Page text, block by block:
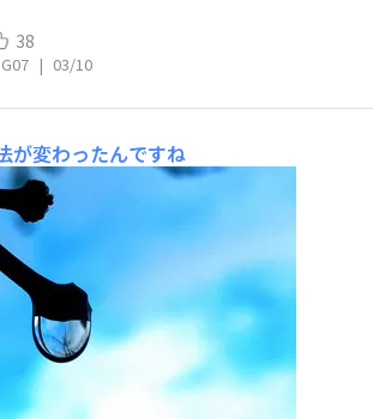
38
| 03/10
が変わったんですね